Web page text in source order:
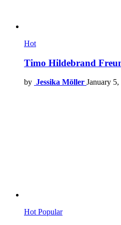
Hot
Timo Hildebrand
by Jessika Möller January
Hot Popular